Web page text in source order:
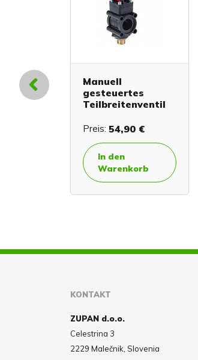
1/2"
Manuell
gesteuertes
Teilbreitenventil
Preis: 54,90 €
In den
Warenkorb
KONTAKT
ZUPAN d.o.o.
Celestrina 3
2229 Malečnik, Slovenia